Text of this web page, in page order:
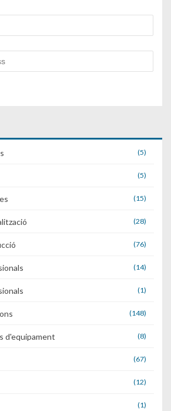
(5)
(5)
(15)
(28)
(76)
(14)
(1)
(148)
d'equipament (8)
(67)
(12)
(1)